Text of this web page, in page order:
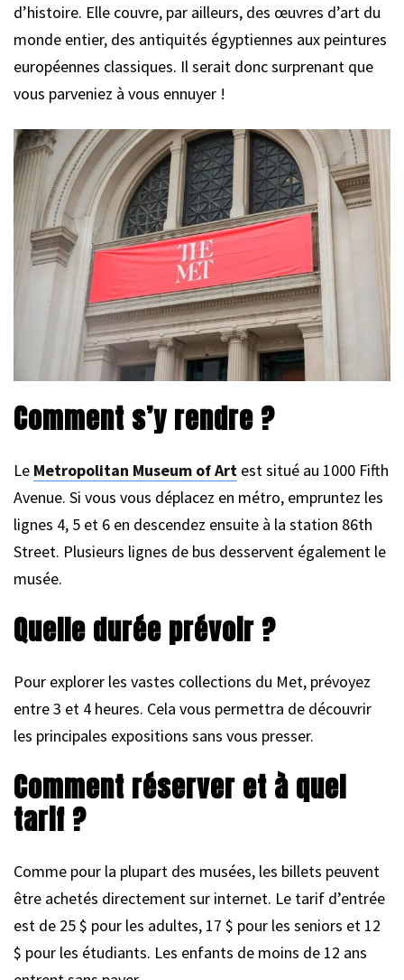
d’histoire. Elle couvre, par ailleurs, des œuvres d’art du
monde entier, des antiquités égyptiennes aux peintures
européennes classiques. Il serait donc surprenant que
vous parveniez à vous ennuyer !
Comment s’y rendre ?
Le Metropolitan Museum of Art est situé au 1000 Fifth
Avenue. Si vous vous déplacez en métro, empruntez les
lignes 4, 5 et 6 en descendez ensuite à la station 86th
Street. Plusieurs lignes de bus desservent également le
musée.
Quelle durée prévoir ?
Pour explorer les vastes collections du Met, prévoyez
entre 3 et 4 heures. Cela vous permettra de découvrir
les principales expositions sans vous presser.
Comment réserver et à quel
tarif ?
Comme pour la plupart des musées, les billets peuvent
être achetés directement sur internet. Le tarif d’entrée
est de 25 $ pour les adultes, 17 $ pour les seniors et 12
$ pour les étudiants. Les enfants de moins de 12 ans